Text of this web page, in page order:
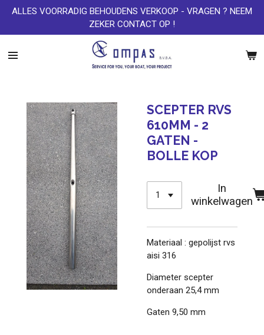
Ga
naar
de
ALLES VOORRADIG BEHOUDENS VERKOOP - VRAGEN ? NEEM
ZEKER CONTACT OP !
SCEPTER RVS
610MM - 2
GATEN -
BOLLE KOP
In
winkelwagen
Materiaal : gepolijst rvs
aisi 316
Diameter scepter
onderaan 25,4 mm
Gaten 9,50 mm